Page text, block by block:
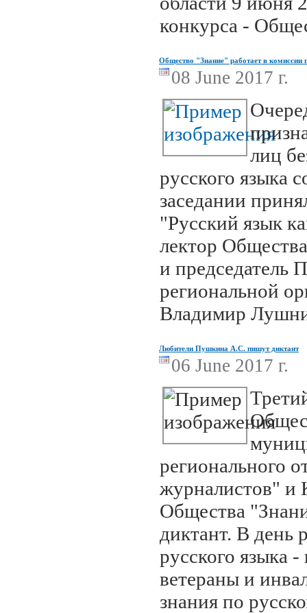
конкурса -
Общество "Знание" работает в комиссии
08 June 2017 г.
лиц
русского языка
заседании
"Русский язык
лектор
и председатель
региональной
Владимир
Любители Пушкина А.С. пишут диктант
06 June 2017 г.
Трети
регионального
журналистов" и
Общества
диктант. В
русского языка
ветераны и
знания по